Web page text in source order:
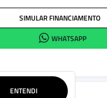
SIMULAR FINANCIAMENTO
WHATSAPP
ENTENDI